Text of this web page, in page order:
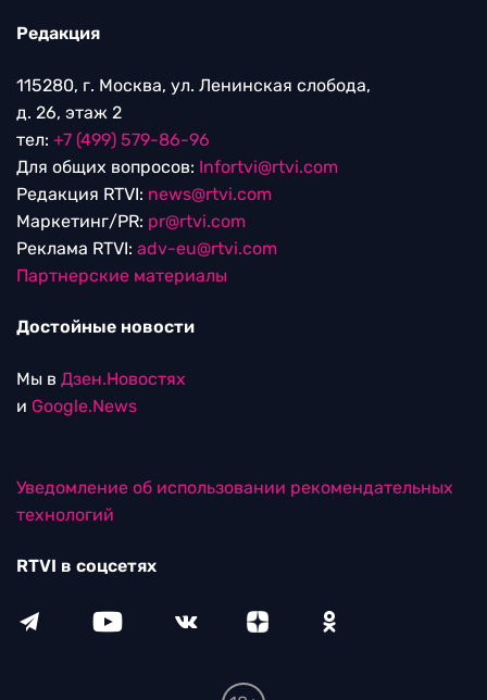
Редакция
115280, г. Москва, ул. Ленинская слобода,
д. 26, этаж 2
тел: +7 (499) 579-86-96
Для общих вопросов: Infortvi@rtvi.com
Редакция RTVI: news@rtvi.com
Маркетинг/PR: pr@rtvi.com
Реклама RTVI: adv-eu@rtvi.com
Партнерские материалы
Достойные новости
Мы в Дзен.Новостях
и Google.News
Уведомление об использовании рекомендательных
технологий
RTVI в соцсетях